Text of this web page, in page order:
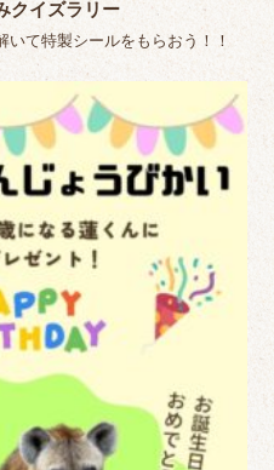
クイズラリー
て特製シールをもらおう！！